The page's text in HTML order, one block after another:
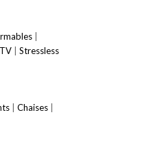
|
| Stressless
| Chaises|